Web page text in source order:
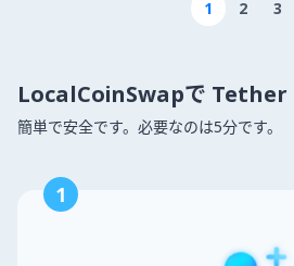
1 2 3
LocalCoinSwapで Tether
簡単で安全です。必要なのは5分です。
1